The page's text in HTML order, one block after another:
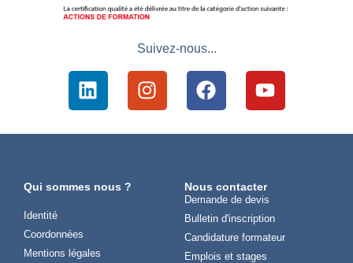
Suivez-nous...
Qui sommes nous ?
Identité
Coordonnées
Mentions légales
Nous contacter
Demande de devis
Bulletin d'inscription
Candidature formateur
Emplois et stages